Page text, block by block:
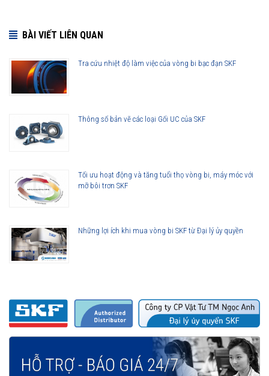
BÀI VIẾT LIÊN QUAN
Tra cứu nhiệt độ làm việc của vòng bi bạc đạn SKF
Thông số bản vẽ các loại Gối UC của SKF
Tối ưu hoạt động và tăng tuổi thọ vòng bi, máy móc với
mỡ bôi trơn SKF
Những lợi ích khi mua vòng bi SKF từ Đại lý ủy quyền